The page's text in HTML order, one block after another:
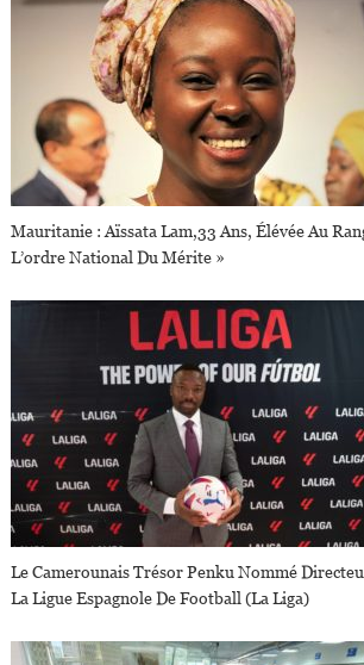
Mauritanie : Aïssata Lam,33 Ans, Élévée Au
L’ordre National Du Mérite »
Le Camerounais Trésor Penku Nommé
La Ligue Espagnole De Football (La Liga)